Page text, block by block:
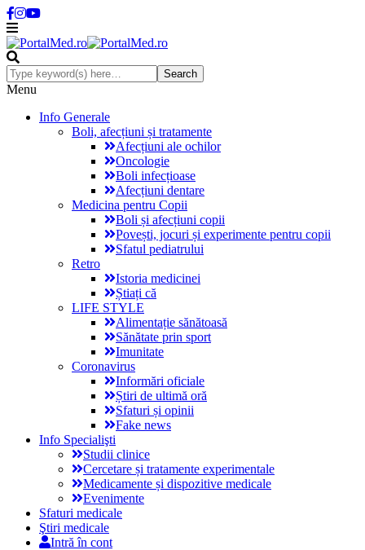
Menu
Info Generale
Boli, afecțiuni și tratamente
Afecțiuni ale ochilor
Oncologie
Boli infecțioase
Afecțiuni dentare
Medicina pentru Copii
Boli și afecțiuni copii
Povești, jocuri și experimente pentru copii
Sfatul pediatrului
Retro
Istoria medicinei
Știați că
LIFE STYLE
Alimentație sănătoasă
Sănătate prin sport
Imunitate
Coronavirus
Informări oficiale
Știri de ultimă oră
Sfaturi și opinii
Fake news
Info Specialişti
Studii clinice
Cercetare și tratamente experimentale
Medicamente și dispozitive medicale
Evenimente
Sfaturi medicale
Ştiri medicale
Intră în cont